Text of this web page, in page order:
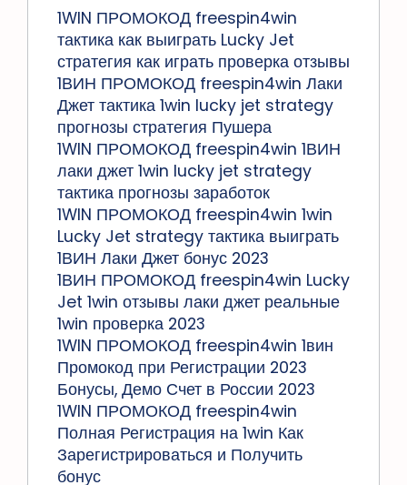
1WIN ПРОМОКОД freespin4win
тактика как выиграть Lucky Jet
стратегия как играть проверка отзывы
1ВИН ПРОМОКОД freespin4win Лаки
Джет тактика 1win lucky jet strategy
прогнозы стратегия Пушера
1WIN ПРОМОКОД freespin4win 1ВИН
лаки джет 1win lucky jet strategy
тактика прогнозы заработок
1WIN ПРОМОКОД freespin4win 1win
Lucky Jet strategy тактика выиграть
1ВИН Лаки Джет бонус 2023
1ВИН ПРОМОКОД freespin4win Lucky
Jet 1win отзывы лаки джет реальные
1win проверка 2023
1WIN ПРОМОКОД freespin4win 1вин
Промокод при Регистрации 2023
Бонусы, Демо Счет в России 2023
1WIN ПРОМОКОД freespin4win
Полная Регистрация на 1win Как
Зарегистрироваться и Получить
бонус